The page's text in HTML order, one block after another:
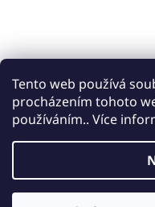
Tento web používá
procházením tohoto
používáním.. Více